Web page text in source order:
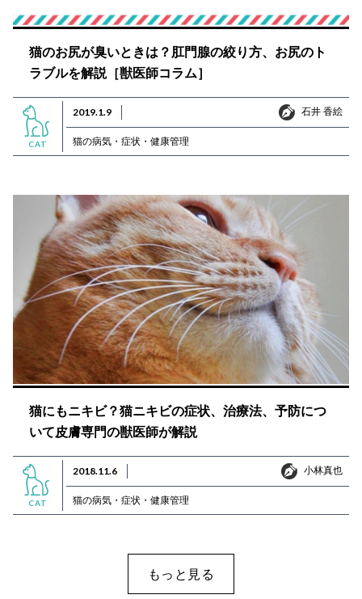
猫のお尻が臭いときは？肛門腺の絞り方、お尻のト
ラブルを解説［獣医師コラム］
CAT
2019.1.9 石井 香絵
石井 香絵
猫の病気・症状・健康管理
猫にもニキビ？猫ニキビの症状、治療法、予防につ
いて皮膚専門の獣医師が解説
CAT
2018.11.6 小林真也
小林真也
猫の病気・症状・健康管理
もっと見る